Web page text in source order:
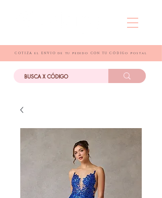
COTIZA el ENVIO de tu pedido CON TU CÓDIGo postal